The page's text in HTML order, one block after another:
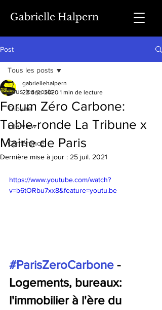
Gabrielle Halpern
Post
Tous les posts
Tribune
Interview
Conférence
Tous les posts
Forum Zéro Carbone:
Table-ronde La Tribune x
Mairie de Paris
gabriellehalpern
22 déc. 2020 1 min de lecture
Dernière mise à jour : 25 juil. 2021
https://www.youtube.com/watch?
v=b6tORbu7xx8&feature=youtu.be
#ParisZeroCarbone -
Logements, bureaux:
l'immobilier à l'ère du